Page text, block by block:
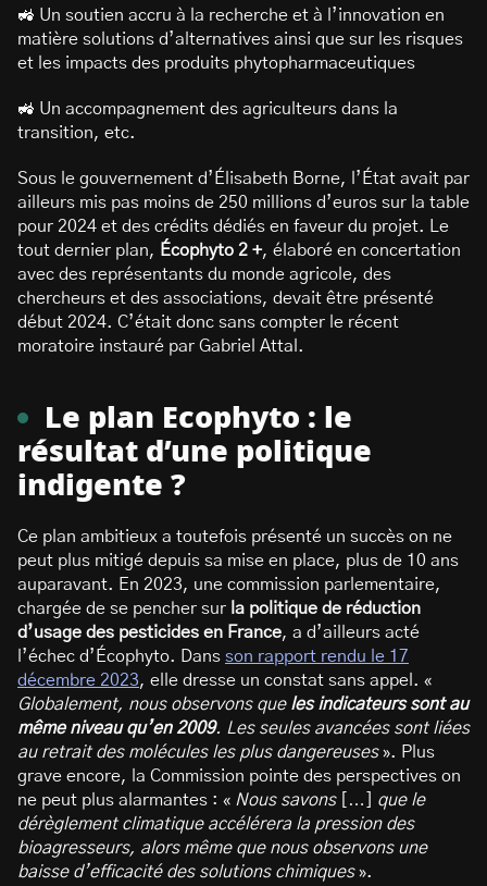
🚜 Un soutien accru à la recherche et à l’innovation en
matière solutions d’alternatives ainsi que sur les risques
et les impacts des produits phytopharmaceutiques
🚜 Un accompagnement des agriculteurs dans la
transition, etc.
Sous le gouvernement d’Élisabeth Borne, l’État avait par
ailleurs mis pas moins de 250 millions d’euros sur la table
pour 2024 et des crédits dédiés en faveur du projet. Le
tout dernier plan, Écophyto 2 +, élaboré en concertation
avec des représentants du monde agricole, des
chercheurs et des associations, devait être présenté
début 2024. C’était donc sans compter le récent
moratoire instauré par Gabriel Attal.
Le plan Ecophyto : le
résultat d’une politique
indigente ?
Ce plan ambitieux a toutefois présenté un succès on ne
peut plus mitigé depuis sa mise en place, plus de 10 ans
auparavant. En 2023, une commission parlementaire,
chargée de se pencher sur la politique de réduction
d’usage des pesticides en France, a d’ailleurs acté
l’échec d’Écophyto. Dans son rapport rendu le 17
décembre 2023, elle dresse un constat sans appel. «
Globalement, nous observons que les indicateurs sont au
même niveau qu’en 2009. Les seules avancées sont liées
au retrait des molécules les plus dangereuses». Plus
grave encore, la Commission pointe des perspectives on
ne peut plus alarmantes : « Nous savons[…] que le
dérèglement climatique accélérera la pression des
bioagresseurs, alors même que nous observons une
baisse d’efficacité des solutions chimiques».